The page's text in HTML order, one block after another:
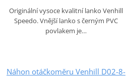
Originální vysoce kvalitní lanko Venhill
Speedo. Vnější lanko s černým PVC
povlakem je…
Náhon otáčkoměru Venhill D02-8-